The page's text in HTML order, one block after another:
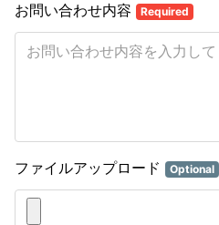
お問い合わせ内容 Required
ファイルアップロード Optional